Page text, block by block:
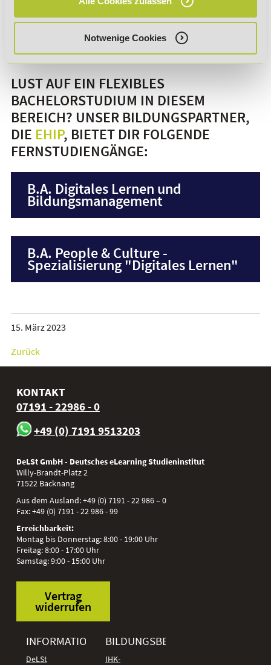
Notwenige Cookies
E-Learning Projektmanager
LUST AUF EIN FLEXIBLES
BACHELORSTUDIUM IN DIESEM
BEREICH? UNSER BILDUNGSPARTNER,
DIE EHIP, BIETET DIR FOLGENDE
FERNSTUDIENGÄNGE:
B.A. Digitales Lernen und
Bildungsmanagement
B.A. People & Culture -
Spezialisierung "Digitales Lernen"
15. März 2023
Zurück
KONTAKT
07191 - 22986 - 0
+49 (0) 7191 9513203
DeLSt GmbH - Deutsches eLearning Studieninstitut
Willy-Brandt-Platz 2
71522 Backnang
Aus dem Ausland:+49 (0) 7191 - 22 986 – 0
Fax:+49 (0) 7191 - 22 986 - 99
Erreichbarkeit:
Montag bis Donnerstag: 8:00 - 19:00 Uhr
Freitag: 8:00 - 17:00 Uhr
Samstag: 9:00 - 15:00 Uhr
Vertrag
widerrufen
INFORMATIONEN
DeLSt
BILDUNGSBEREICHE
IHK-